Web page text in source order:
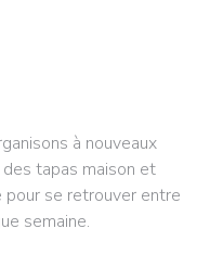
à nouveaux
tapas maison et
pour se retrouver entre
semaine.